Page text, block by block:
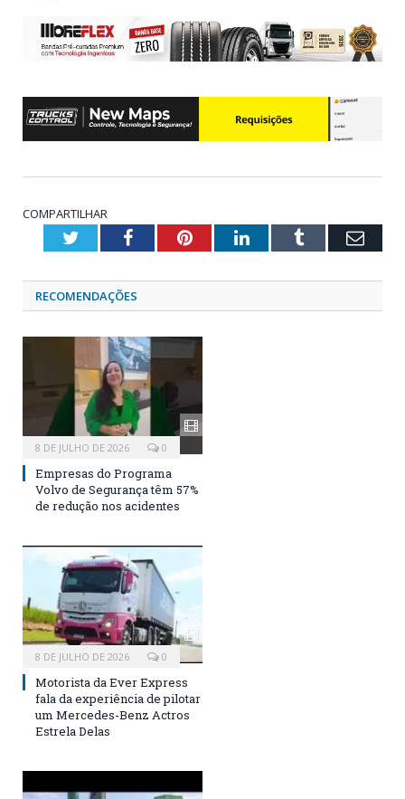
COMPARTILHAR
TwitterFacebookPinterestLinkedInTumblr
RECOMENDAÇÕES
8 DE JULHO DE 2026 0
Empresas do Programa
Volvo de Segurança têm 57%
de redução nos acidentes
8 DE JULHO DE 2026 0
Motorista da Ever Express
fala da experiência de pilotar
um Mercedes-Benz Actros
Estrela Delas